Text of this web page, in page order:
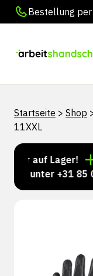
Bestellung
Startseite > Shop
11XXL
auf Lager!
unter +31 85